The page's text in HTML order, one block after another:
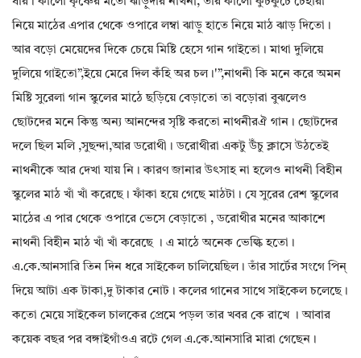
নিয়ে মাঠের এপার থেকে ওপারে লম্বা ঝাড়ু হাতে নিয়ে মাঠ ঝাড় দিতো।
আর বড়ো মেয়েদের দিকে চেয়ে মিষ্টি হেসে গান গাইতো। মাথা দুলিয়ে
দুলিয়ে গাইতো”,ইয়ে মেরে দিল কঁহি অর চল।'”,নাথনী কি মনে করে অমন
মিষ্টি সুরেলা গান স্কুলের মাঠে ছড়িয়ে বেড়াতো তা বড়োরা বুঝলেও
ছোটদের মনে কিন্তু অন্য আনন্দের সৃষ্টি করতো নাথনীরঐ গান। ছোটদের
দলে ছিল মলি ,সুছন্দা,আর ডরোথী। ডরোথীরা একটু উঁচু ক্লাসে উঠতেই
নাথনীকে আর দেখা যায় নি। কারণ জানার উৎসাহ না হলেও নাথনী বিহীন
স্কুলের মাঠ খাঁ খাঁ করেছে। ফাঁকা হয়ে গেছে মাঠটা। যে সুরের রেশ স্কুলের
মাঠের এ পার থেকে ওপারে ভেসে বেড়াতো , ডরোথীর মনের আকাশে
নাথনী বিহীন মাঠ খাঁ খাঁ করেছে । এ মাঠে অনেক ভেল্কি হতো।
এ.কে.আনসারি তিন দিন ধরে সাইকেল চালিয়েছিল। তাঁর সার্টের সংগে পিন্
দিয়ে আটা এক টাকা,দু টাকার নোট। কলের গানের সাথে সাইকেল চলেছে।
কতো মেয়ে সাইকেল চালকের প্রেমে পড়ল তার খবর কে রাখে । আবার
কয়েক বছর পর বঙ্গাইগাঁওএ রটে গেল এ.কে.আনসারি মারা গেছেন।